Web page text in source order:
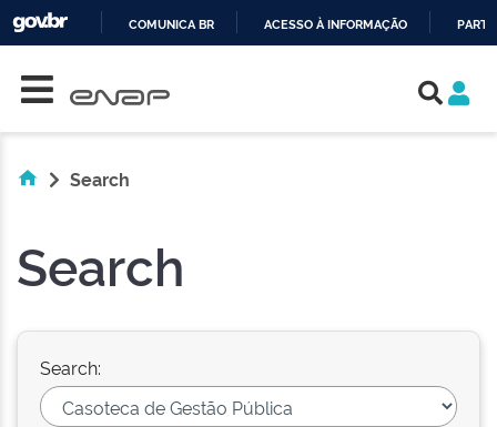
COMUNICA BR ACESSO À INFORMAÇÃO
Search
Search
Search: